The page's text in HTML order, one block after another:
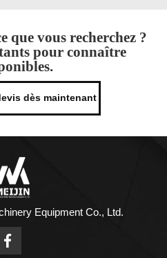
que vous recherchez ?
pour connaître
dès maintenant
Equipment Co., Ltd.